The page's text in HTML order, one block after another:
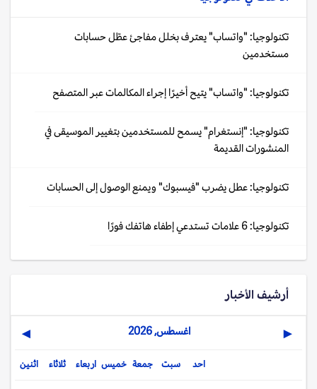
تكنولوجيا: "واتساب" يعترف بخلل مفاجئ عطّل حسابات
مستخدمين
تكنولوجيا: "واتساب" يتيح أخيرًا إجراء المكالمات عبر المتصفح
تكنولوجيا: "إنستغرام" يسمح للمستخدمين بتغيير الموسيقى في
المنشورات القديمة
تكنولوجيا: عطل يضرب "فيسبوك" ويمنع الوصول إلى الحسابات
تكنولوجيا: 6 علامات تستدعي إطفاء هاتفك فورًا
أرشيف الأخبار
◀ اغسطس, 2026 ▶
اثنين ثلاثاء اربعاء خميس جمعة سبت احد